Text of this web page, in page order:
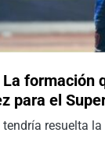
formación
para el
resuelta